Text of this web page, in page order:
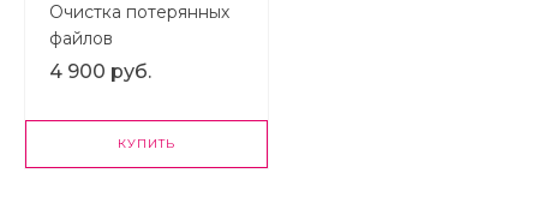
Очистка потерянных
файлов
4 900 руб.
КУПИТЬ